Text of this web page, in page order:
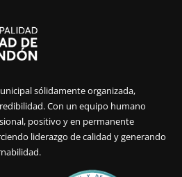
sólidamente organizada,
Con un equipo humano
positivo y en permanente
liderazgo de calidad y generando